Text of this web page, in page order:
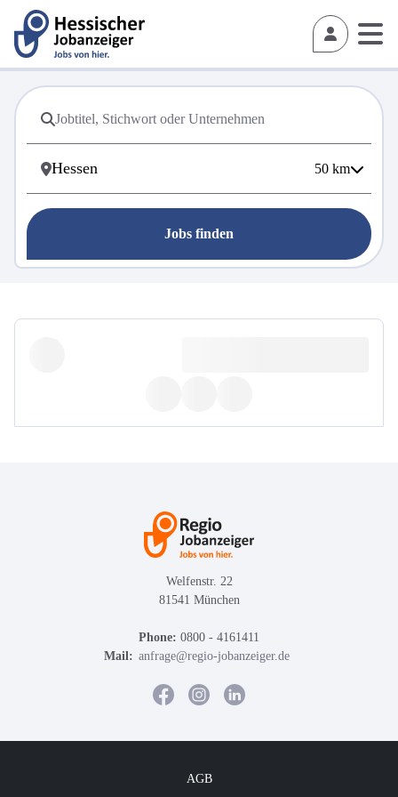
50 km
Jobs finden
Welfenstr. 22
81541 München
Phone: 0800 - 4161411
Mail: anfrage@regio-jobanzeiger.de
AGB